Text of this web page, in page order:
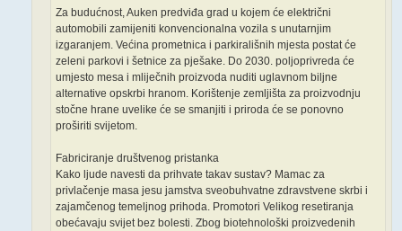
Za budućnost, Auken predviđa grad u kojem će električni
automobili zamijeniti konvencionalna vozila s unutarnjim
izgaranjem. Većina prometnica i parkirališnih mjesta postat će
zeleni parkovi i šetnice za pješake. Do 2030. poljoprivreda će
umjesto mesa i mliječnih proizvoda nuditi uglavnom biljne
alternative opskrbi hranom. Korištenje zemljišta za proizvodnju
stočne hrane uvelike će se smanjiti i priroda će se ponovno
proširiti svijetom.
Fabriciranje društvenog pristanka
Kako ljude navesti da prihvate takav sustav? Mamac za
privlačenje masa jesu jamstva sveobuhvatne zdravstvene skrbi i
zajamčenog temeljnog prihoda. Promotori Velikog resetiranja
obećavaju svijet bez bolesti. Zbog biotehnološki proizvedenih